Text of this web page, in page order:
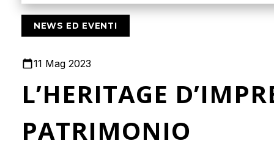
NEWS ED EVENTI
11 Mag 2023
L’HERITAGE
PATRIMONIO